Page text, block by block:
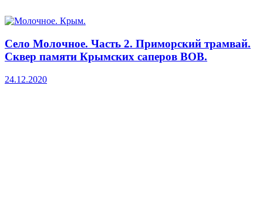
Село Молочное. Часть 2. Приморский трамвай.
Сквер памяти Крымских саперов ВОВ.
24.12.2020